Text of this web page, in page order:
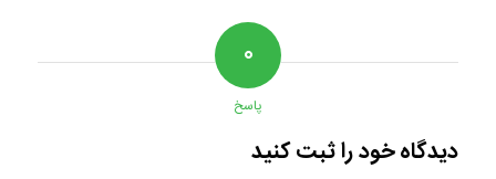
۰
پاسخ
دیدگاه خود را ثبت کنید